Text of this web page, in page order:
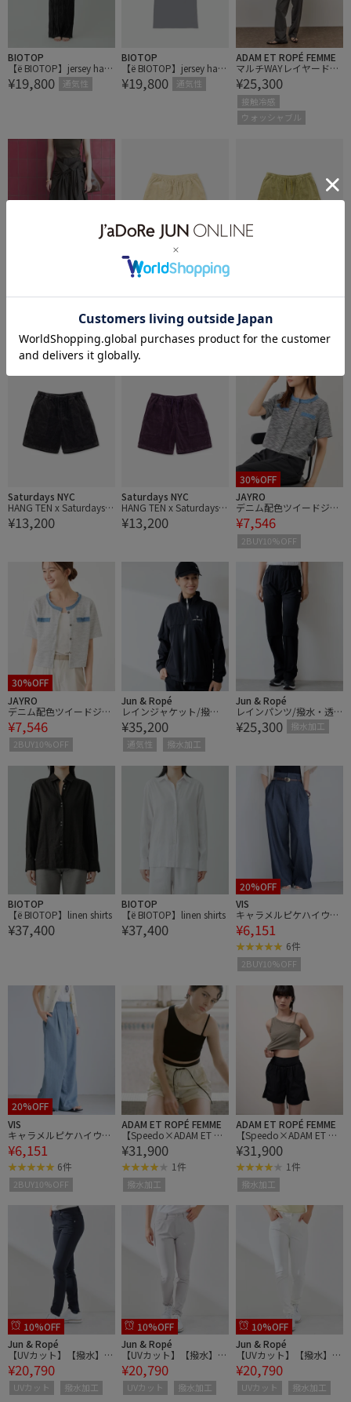
BIOTOP
【ё BIOTOP】jersey halte
r top
¥19,800 通気性
BIOTOP
【ё BIOTOP】jersey halte
r top
¥19,800 通気性
ADAM ET ROPÉ FEMME
マルチWAYレイヤードシ
ャツパンツ/接触冷感
¥25,300
接触冷感
ウォッシャブル
ャツパンツ/接触冷感
¥25,300
ウォッシャブル
Saturdays NYC
YC Corduroy Shorts
¥13,200
YC Corduroy Shorts
¥13,200
Saturdays NYC
HANG TEN x Saturdays N
YC Corduroy Shorts
¥13,200
Saturdays NYC
HANG TEN x Saturdays N
YC Corduroy Shorts
¥13,200
30%OFF
JAYRO
デニム配色ツイードジャ
ケット
¥7,546
2BUY10%OFF
30%OFF
JAYRO
デニム配色ツイードジャ
ケット
¥7,546
2BUY10%OFF
Jun & Ropé
レインジャケット/撥
水・透湿・2WAY
¥35,200
通気性 撥水加工
Jun & Ropé
レインパンツ/撥水・透
湿
¥25,300 撥水加工
BIOTOP
【ё BIOTOP】linen shirts
¥37,400
BIOTOP
【ё BIOTOP】linen shirts
¥37,400
20%OFF
VIS
キャラメルピケハイウエ
ストワンタックパンツ
¥6,151
6件
2BUY10%OFF
20%OFF
VIS
キャラメルピケハイウエ
ストワンタックパンツ
¥6,151
6件
2BUY10%OFF
ADAM ET ROPÉ FEMME
【Speedo×ADAM ET RO
PE'】ONE SHOULDER S
WIMWEAR
¥31,900
1件
撥水加工
ADAM ET ROPÉ FEMME
【Speedo×ADAM ET RO
PE'】ONE SHOULDER S
WIMWEAR
¥31,900
1件
撥水加工
10%OFF
Jun & Ropé
【UVカット】【撥水】
【防透け】【ストレッ
チ】ボディシェルスキニ
ーパンツ
¥20,790
UVカット 撥水加工
10%OFF
Jun & Ropé
【UVカット】【撥水】
【防透け】【ストレッ
チ】ボディシェルスキニ
ーパンツ
¥20,790
UVカット 撥水加工
10%OFF
Jun & Ropé
【UVカット】【撥水】
【防透け】【ストレッ
チ】ボディシェルスキニ
ーパンツ
¥20,790
UVカット 撥水加工